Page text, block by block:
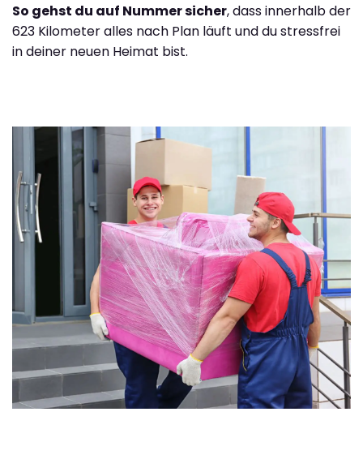
So gehst du auf Nummer sicher, dass innerhalb der
623 Kilometer alles nach Plan läuft und du stressfrei
in deiner neuen Heimat bist.